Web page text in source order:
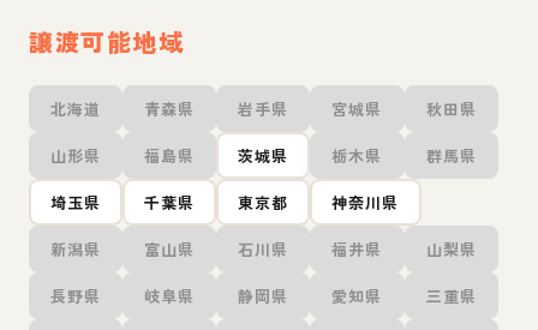
譲渡可能地域
北海道 青森県 岩手県 宮城県 秋田県
山形県 福島県 茨城県 栃木県 群馬県
埼玉県 千葉県 東京都 神奈川県
新潟県 富山県 石川県 福井県 山梨県
長野県 岐阜県 静岡県 愛知県 三重県